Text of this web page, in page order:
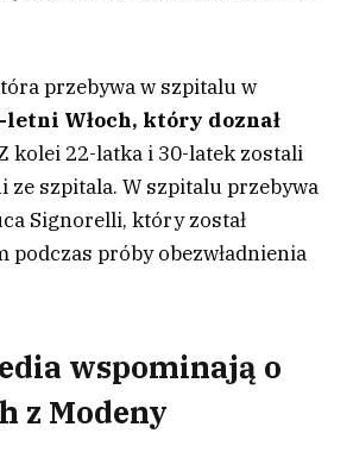
przebywa w szpitalu w
letni Włoch, który doznał
kolei 22-latka i 30-latek zostali
ze szpitala. W szpitalu przebywa
Signorelli, który został
podczas próby obezwładnienia
wspominają o
z Modeny